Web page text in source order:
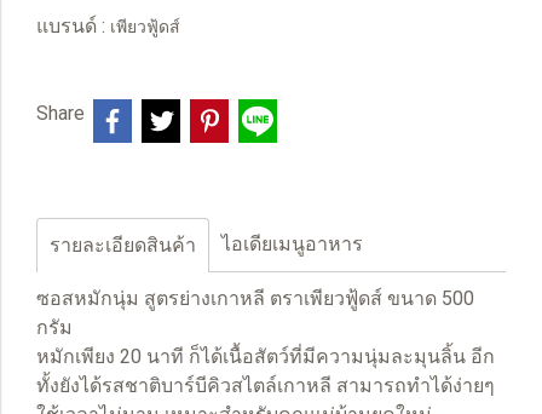
แบรนด์ : เพียวฟู้ดส์
Share
รายละเอียดสินค้า ไอเดียเมนูอาหาร
ซอสหมักนุ่ม สูตรย่างเกาหลี ตราเพียวฟู้ดส์ ขนาด 500
กรัม
หมักเพียง 20 นาที ก็ได้เนื้อสัตว์ที่มีความนุ่มละมุนลิ้น อีก
ทั้งยังได้รสชาติบาร์บีคิวสไตล์เกาหลี สามารถทำได้ง่ายๆ